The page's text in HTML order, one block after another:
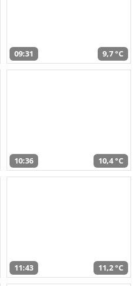
09:31 9,7 °C
10:36 10,4 °C
11:43 11,2 °C